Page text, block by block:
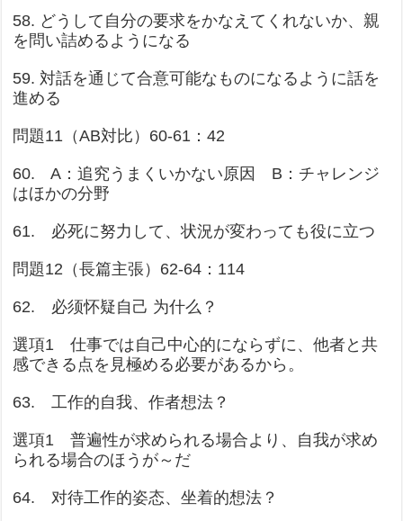
58. どうして自分の要求をかなえてくれないか、親
を問い詰めるようになる
59. 対話を通じて合意可能なものになるように話を
進める
問題11（AB対比）60-61：42
60. A：追究うまくいかない原因 B：チャレンジ
はほかの分野
61. 必死に努力して、状況が変わっても役に立つ
問題12（長篇主張）62-64：114
62. 必须怀疑自己 为什么？
選項1 仕事では自己中心的にならずに、他者と共
感できる点を見極める必要があるから。
63. 工作的自我、作者想法？
選項1 普遍性が求められる場合より、自我が求め
られる場合のほうが～だ
64. 对待工作的姿态、坐着的想法？